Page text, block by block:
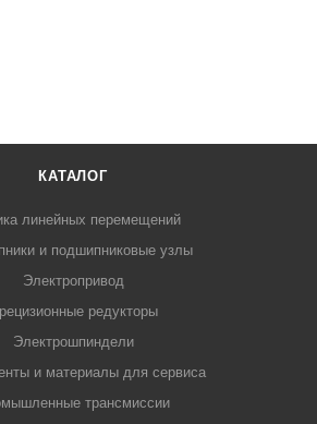
КАТАЛОГ
линейных перемещений
и подшипниковые узлы
Электропривод
редукторы
Электрошпиндели
и материалы для сервиса
трансмиссии